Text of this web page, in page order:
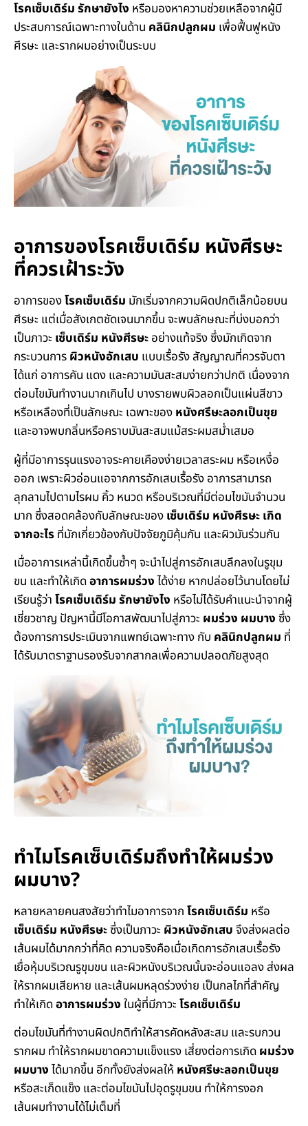
โรคเซ็บเดิร์ม รักษายังไง หรือมองหาความช่วยเหลือจากผู้มี
ประสบการณ์เฉพาะทางในด้าน คลินิกปลูกผม เพื่อฟื้นฟูหนัง
ศีรษะ และรากผมอย่างเป็นระบบ
อาการของโรคเซ็บเดิร์ม หนังศีรษะ
ที่ควรเฝ้าระวัง
อาการของโรคเซ็บเดิร์ม มักเริ่มจากความผิดปกติเล็กน้อยบน
ศีรษะ แต่เมื่อสังเกตชัดเจนมากขึ้น จะพบลักษณะที่บ่งบอกว่า
เป็นภาวะ เซ็บเดิร์ม หนังศีรษะอย่างแท้จริง ซึ่งมักเกิดจาก
กระบวนการผิวหนังอักเสบ แบบเรื้อรัง สัญญาณที่ควรจับตา
ได้แก่ อาการคัน แดง และความมันสะสมง่ายกว่าปกติ เนื่องจาก
ต่อมไขมันทำงานมากเกินไป บางรายพบผิวลอกเป็นแผ่นสีขาว
หรือเหลืองที่เป็นลักษณะ เฉพาะของหนังศรีษะลอกเป็นขุย
และอาจพบกลิ่นหรือคราบมันสะสมแม้สระผมสม่ำเสมอ
ผู้ที่มีอาการรุนแรงอาจระคายเคืองง่ายเวลาสระผม หรือเหงื่อ
ออก เพราะผิวอ่อนแอจากการอักเสบเรื้อรัง อาการสามารถ
ลุกลามไปตามไรผม คิ้ว หนวด หรือบริเวณที่มีต่อมไขมันจำนวน
มาก ซึ่งสอดคล้องกับลักษณะของเซ็บเดิร์ม หนังศีรษะ เกิด
จากอะไรที่มักเกี่ยวข้องกับปัจจัยภูมิคุ้มกัน และผิวมันร่วมกัน
เมื่ออาการเหล่านี้เกิดขึ้นซ้ำๆ จะนำไปสู่การอักเสบลึกลงในรูขุม
ขน และทำให้เกิดอาการผมร่วงได้ง่าย หากปล่อยไว้นานโดยไม่
เรียนรู้ว่าโรคเซ็บเดิร์ม รักษายังไง หรือไม่ได้รับคำแนะนำจากผู้
เชี่ยวชาญ ปัญหานี้มีโอกาสพัฒนาไปสู่ภาวะ ผมร่วง ผมบางซึ่ง
ต้องการการประเมินจากแพทย์เฉพาะทาง กับ คลินิกปลูกผม ที่
ได้รับมาตราฐานรองรับจากสากลเพื่อความปลอดภัยสูงสุด
ทำไมโรคเซ็บเดิร์มถึงทำให้ผมร่วง
ผมบาง?
หลายหลายคนสงสัยว่าทำไมอาการจากโรคเซ็บเดิร์ม หรือ
เซ็บเดิร์ม หนังศีรษะซึ่งเป็นภาวะ ผิวหนังอักเสบจึงส่งผลต่อ
เส้นผมได้มากกว่าที่คิด ความจริงคือเมื่อเกิดการอักเสบเรื้อรัง
เยื่อหุ้มบริเวณรูขุมขน และผิวหนังบริเวณนั้นจะอ่อนแอลง ส่งผล
ให้รากผมเสียหาย และเส้นผมหลุดร่วงง่าย เป็นกลไกที่สำคัญ
ทำให้เกิดอาการผมร่วงในผู้ที่มีภาวะโรคเซ็บเดิร์ม
ต่อมไขมันที่ทำงานผิดปกติทำให้สารคัดหลังสะสม และรบกวน
รากผม ทำให้รากผมขาดความแข็งแรง เสี่ยงต่อการเกิดผมร่วง
ผมบางได้มากขึ้น อีกทั้งยังส่งผลให้ หนังศรีษะลอกเป็นขุย
หรือสะเก็ดแข็ง และต่อมไขมันไปอุดรูขุมขน ทำให้การงอก
เส้นผมทำงานได้ไม่เต็มที่